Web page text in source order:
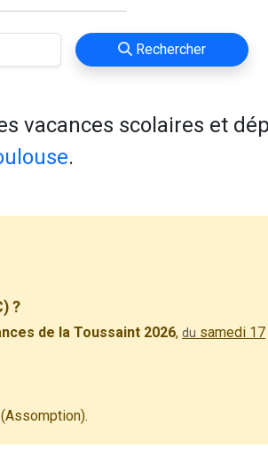
Rechercher
vacances scolaires et
.
?
de la Toussaint 2026, du samedi 17
(Assomption).